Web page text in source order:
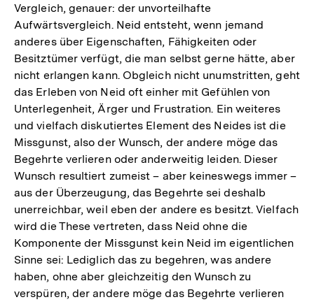
Vergleich, genauer: der unvorteilhafte
Aufwärtsvergleich. Neid entsteht, wenn jemand
anderes über Eigenschaften, Fähigkeiten oder
Besitztümer verfügt, die man selbst gerne hätte, aber
nicht erlangen kann. Obgleich nicht unumstritten, geht
das Erleben von Neid oft einher mit Gefühlen von
Unterlegenheit, Ärger und Frustration. Ein weiteres
und vielfach diskutiertes Element des Neides ist die
Missgunst, also der Wunsch, der andere möge das
Begehrte verlieren oder anderweitig leiden. Dieser
Wunsch resultiert zumeist – aber keineswegs immer –
aus der Überzeugung, das Begehrte sei deshalb
unerreichbar, weil eben der andere es besitzt. Vielfach
wird die These vertreten, dass Neid ohne die
Komponente der Missgunst kein Neid im eigentlichen
Sinne sei: Lediglich das zu begehren, was andere
haben, ohne aber gleichzeitig den Wunsch zu
verspüren, der andere möge das Begehrte verlieren